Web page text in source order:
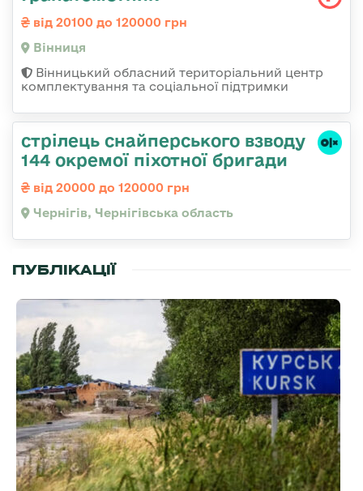
від 20100 до 120000 грн
Вінниця
Вінницький обласний територіальний центр
комплектування та соціальної підтримки
стрілець снайперського взводу
144 окремої піхотної бригади
від 20000 до 120000 грн
Чернігів, Чернігівська область
ПУБЛІКАЦІЇ